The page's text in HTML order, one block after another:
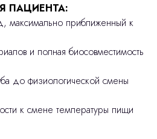
ПАЦИЕНТА:
максимально приближенный к
и полная биосовместимость
до физиологической смены
к смене температуры пищи